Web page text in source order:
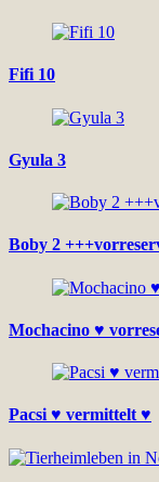
Fifi 10
Gyula 3
Boby 2
Mochacino ♥
Pacsi ♥ vermittelt ♥